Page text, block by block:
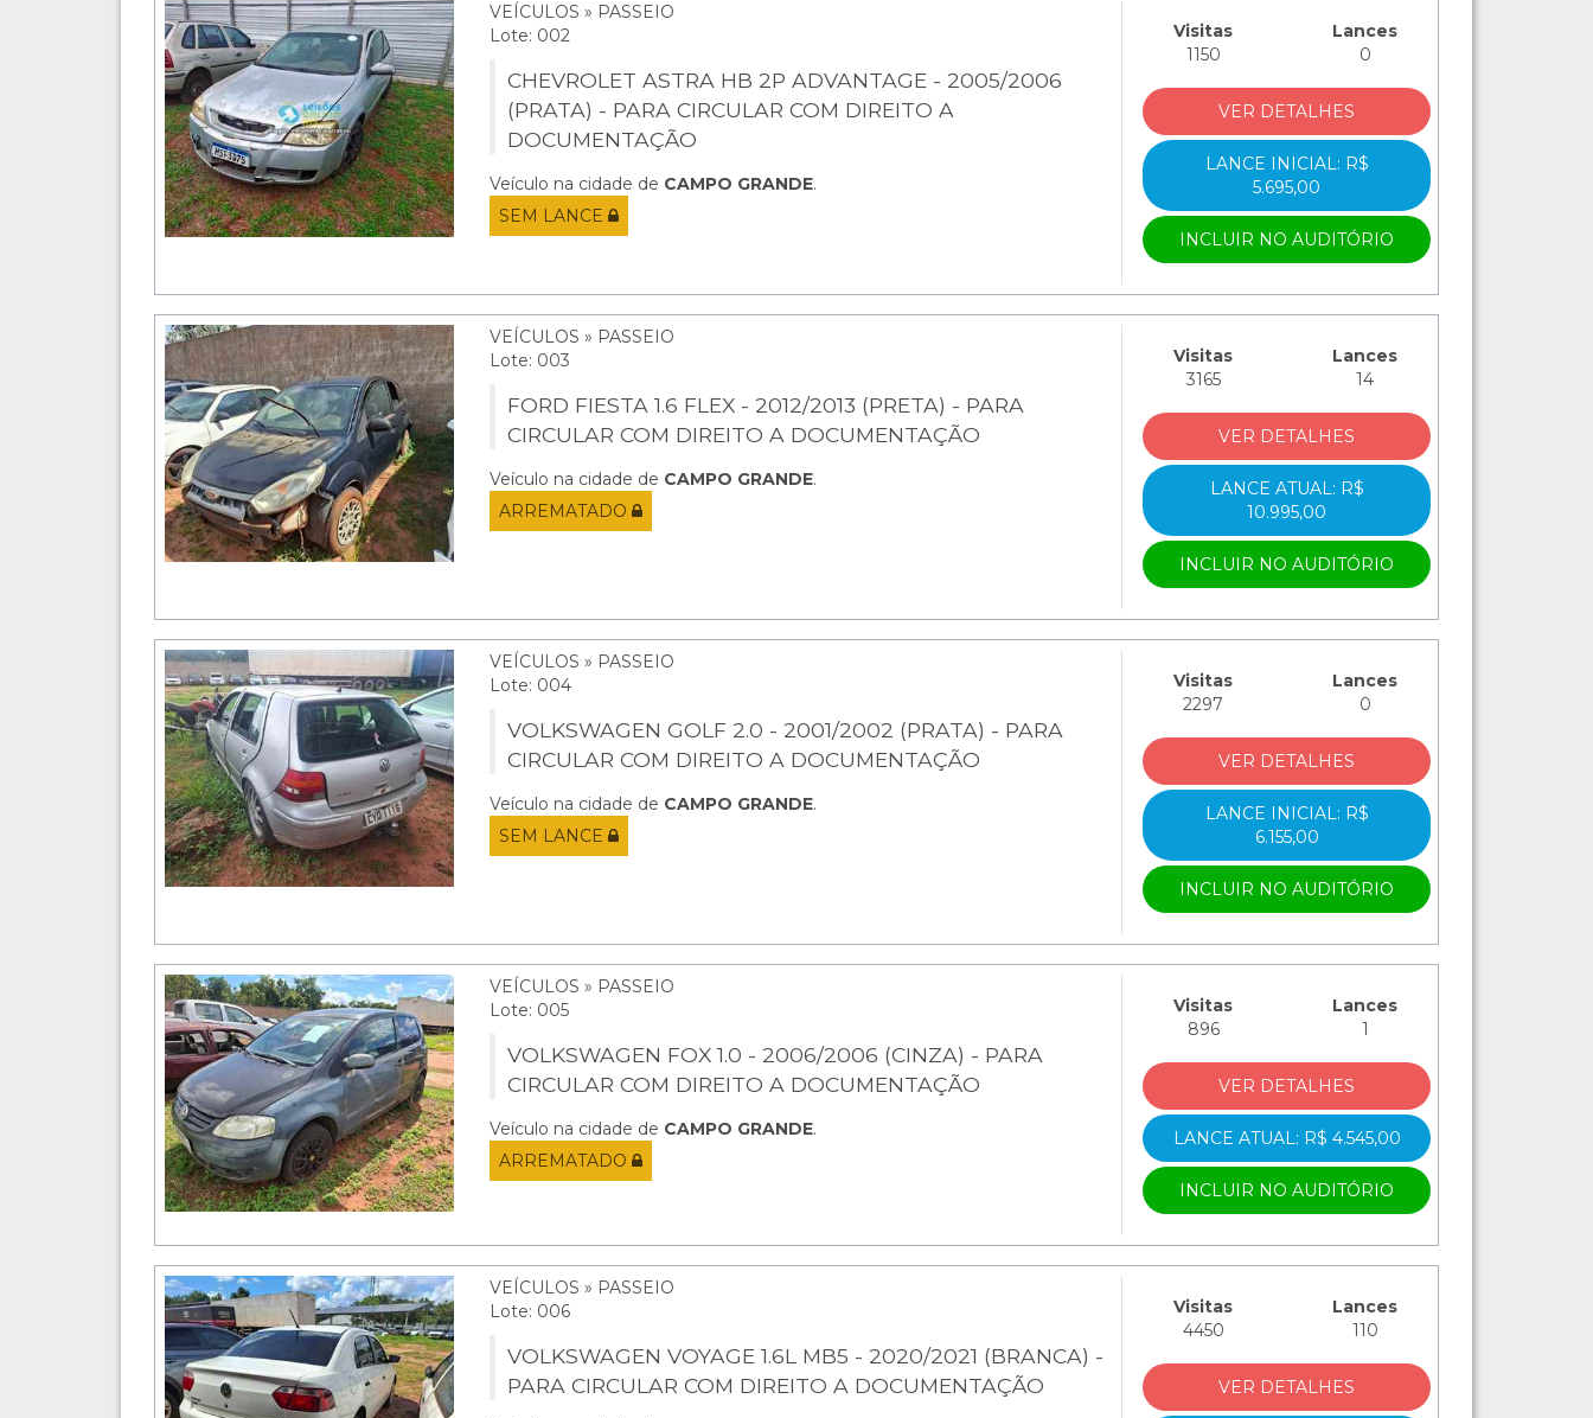
VEÍCULOS » PASSEIO
Lote: 002
CHEVROLET ASTRA HB 2P ADVANTAGE - 2005/2006
(PRATA) - PARA CIRCULAR COM DIREITO A
DOCUMENTAÇÃO
Veículo na cidade de CAMPO GRANDE.
SEM LANCE
Visitas
1150
Lances
0
VER DETALHES
LANCE INICIAL: R$
5.695,00
INCLUIR NO AUDITÓRIO
VEÍCULOS » PASSEIO
Lote: 003
FORD FIESTA 1.6 FLEX - 2012/2013 (PRETA) - PARA
CIRCULAR COM DIREITO A DOCUMENTAÇÃO
Veículo na cidade de CAMPO GRANDE.
ARREMATADO
Visitas
3165
Lances
14
VER DETALHES
LANCE ATUAL: R$
10.995,00
INCLUIR NO AUDITÓRIO
VEÍCULOS » PASSEIO
Lote: 004
VOLKSWAGEN GOLF 2.0 - 2001/2002 (PRATA) - PARA
CIRCULAR COM DIREITO A DOCUMENTAÇÃO
Veículo na cidade de CAMPO GRANDE.
SEM LANCE
Visitas
2297
Lances
0
VER DETALHES
LANCE INICIAL: R$
6.155,00
INCLUIR NO AUDITÓRIO
VEÍCULOS » PASSEIO
Lote: 005
VOLKSWAGEN FOX 1.0 - 2006/2006 (CINZA) - PARA
CIRCULAR COM DIREITO A DOCUMENTAÇÃO
Veículo na cidade de CAMPO GRANDE.
ARREMATADO
Visitas
896
Lances
1
VER DETALHES
LANCE ATUAL: R$ 4.545,00
INCLUIR NO AUDITÓRIO
VEÍCULOS » PASSEIO
Lote: 006
VOLKSWAGEN VOYAGE 1.6L MB5 - 2020/2021 (BRANCA) -
PARA CIRCULAR COM DIREITO A DOCUMENTAÇÃO
Visitas
4450
Lances
110
VER DETALHES